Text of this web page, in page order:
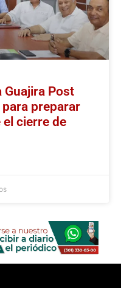
Guajira Post
para preparar
cierre de